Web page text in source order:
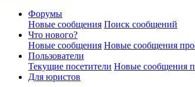
Форумы
Новые сообщения Поиск сообщений
Что нового?
Новые сообщения Новые сообщения
Пользователи
Текущие посетители Новые сообщения
Для юристов